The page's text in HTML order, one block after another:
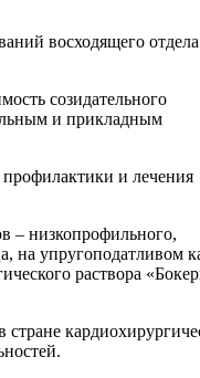
восходящего
созидательного
и прикладным
и лечения
– низкопрофильного,
на упругоподатливом
раствора